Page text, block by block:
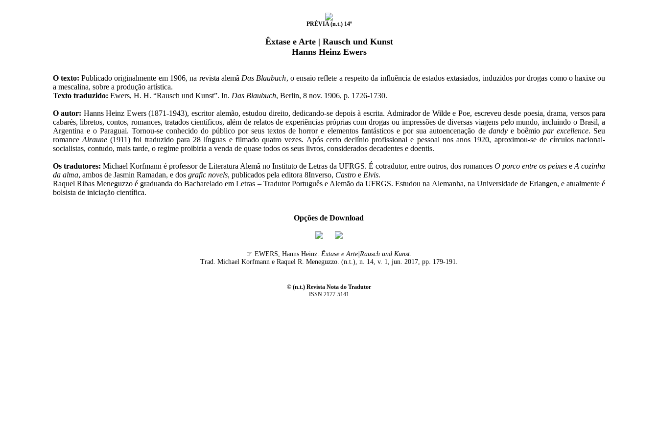
PRÉVIA (n.t.) 14º
Êxtase e Arte | Rausch und Kunst
Hanns Heinz Ewers
O texto: Publicado originalmente em 1906, na revista alemã Das Blaubuch, o ensaio reflete a respeito da influência de estados extasiados, induzidos por drogas como o haxixe ou
a mescalina, sobre a produção artística.
Texto traduzido: Ewers, H. H. “Rausch und Kunst”. In. Das Blaubuch, Berlin, 8 nov. 1906, p. 1726-1730.
O autor: Hanns Heinz Ewers (1871-1943), escritor alemão, estudou direito, dedicando-se depois à escrita. Admirador de Wilde e Poe, escreveu desde poesia, drama, versos para
cabarés, libretos, contos, romances, tratados científicos, além de relatos de experiências próprias com drogas ou impressões de diversas viagens pelo mundo, incluindo o Brasil, a
Argentina e o Paraguai. Tornou-se conhecido do público por seus textos de horror e elementos fantásticos e por sua autoencenação de dandye boêmiopar excellence. Seu
romance Alraune(1911) foi traduzido para 28 línguas e filmado quatro vezes. Após certo declínio profissional e pessoal nos anos 1920, aproximou-se de círculos nacional-
socialistas, contudo, mais tarde, o regime proibiria a venda de quase todos os seus livros, considerados decadentes e doentis.
Os tradutores: Michael Korfmann é professor de Literatura Alemã no Instituto de Letras da UFRGS. É cotradutor, entre outros, dos romancesO porco entre os peixes eA cozinha
da alma, ambos de Jasmin Ramadan, e dos grafic novels, publicados pela editora 8Inverso, Castroe Elvis.
Raquel Ribas Meneguzzo é graduanda do Bacharelado em Letras – Tradutor Português e Alemão da UFRGS. Estudou na Alemanha, na Universidade de Erlangen, e atualmente é
bolsista de iniciação científica.
Opções de Download
☞ EWERS, Hanns Heinz. Êxtase e Arte|Rausch und Kunst.
Trad. Michael Korfmann e Raquel R. Meneguzzo. (n.t.), n. 14, v. 1, jun. 2017, pp. 179-191.
© (n.t.) Revista Nota do Tradutor
ISSN 2177-5141